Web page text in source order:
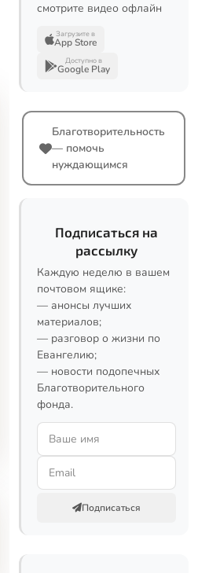
смотрите видео офлайн
Загрузите в
App Store
Доступно в
Google Play
Благотворительность
— помочь
нуждающимся
Подписаться на
рассылку
Каждую неделю в вашем
почтовом ящике:
— анонсы лучших
материалов;
— разговор о жизни по
Евангелию;
— новости подопечных
Благотворительного
фонда.
Подписаться